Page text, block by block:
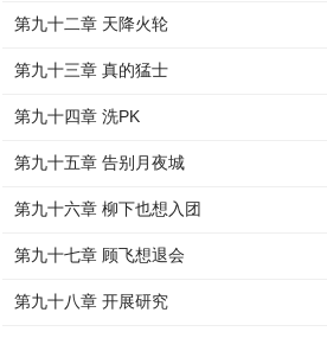
第九十二章 天降火轮
第九十三章 真的猛士
第九十四章 洗PK
第九十五章 告别月夜城
第九十六章 柳下也想入团
第九十七章 顾飞想退会
第九十八章 开展研究